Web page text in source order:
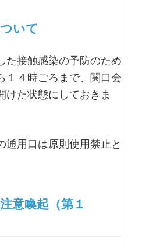
いて
た接触感染の予防のため
１４時ごろまで、関口会
けた状態にしておきま
通用口は原則使用禁止と
意喚起（第１